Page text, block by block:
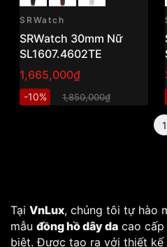
SRWatch
SRWatch 30mm Nữ
SL1607.4602TE
1,665,000₫
-10% 1,850,000₫
1
Tại VnLux, chúng tôi tự hào
mẫu đồng hồ dây da cao
biệt. Được tạo ra với thiết kế